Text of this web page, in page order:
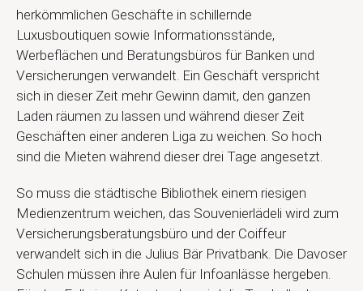
herkömmlichen Geschäfte in schillernde
Luxusboutiquen sowie Informationsstände,
Werbeflächen und Beratungsbüros für Banken und
Versicherungen verwandelt. Ein Geschäft verspricht
sich in dieser Zeit mehr Gewinn damit, den ganzen
Laden räumen zu lassen und während dieser Zeit
Geschäften einer anderen Liga zu weichen. So hoch
sind die Mieten während dieser drei Tage angesetzt.
So muss die städtische Bibliothek einem riesigen
Medienzentrum weichen, das Souvenierlädeli wird zum
Versicherungsberatungsbüro und der Coiffeur
verwandelt sich in die Julius Bär Privatbank. Die Davoser
Schulen müssen ihre Aulen für Infoanlässe hergeben.